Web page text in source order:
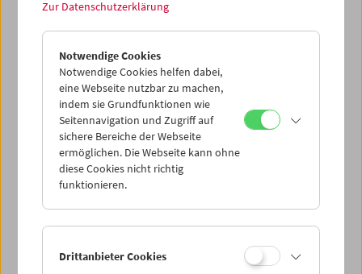
Treibgut: Evgeny Yufit
Zur Datenschutzerklärung
Notwendige Cookies
Notwendige Cookies helfen dabei,
eine Webseite nutzbar zu machen,
indem sie Grundfunktionen wie
Seitennavigation und Zugriff auf
sichere Bereiche der Webseite
ermöglichen. Die Webseite kann ohne
diese Cookies nicht richtig
funktionieren.
Drittanbieter Cookies